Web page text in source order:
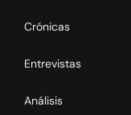
Crónicas
Entrevistas
Análisis